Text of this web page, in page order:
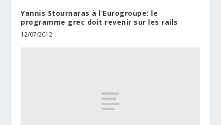
Yannis Stournaras à l’Eurogroupe: le
programme grec doit revenir sur les rails
12/07/2012